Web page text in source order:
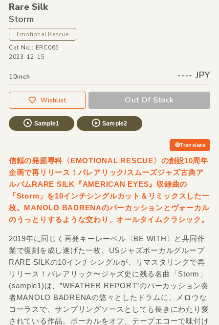
Rare Silk
Storm
Emotional Rescue
Cat No.: ERC065
2023-12-15
10inch ---- JPY
Wishlist Out Of Stock
Sample1 Sample2
Translate
信頼の発掘専科〈EMOTIONAL RESCUE〉の創設10周年
企画で再リリース！バレアリック/スムーズジャズ古典ア
ルバムRARE SILK『AMERICAN EYES』収録曲の
「Storm」を10インチシングルカット＆リミックスした一
枚。MANOLO BADRENAのパーカッションとヴォーカル
のうっとりするような交わり、オールタイムクラシック。
2019年に同じく再発キーレーベル〈BE WITH〉と共同作
業で復刻を成し遂げた一枚、USジャズボーカルグループ
RARE SILKの10インチシングルが、リマスタリングで再
リリース！バレアリック〜ジャズ史に残る名曲「Storm」
(sample1)は、”WEATHER REPORT”のパーカッション奏
者MANOLO BADRENAの悠々としたドラムに、メロウな
コーラスで、サンプリングソースとしても長きにわたり愛
されている作品。ボーカルをオフ、テープエコーで味付け